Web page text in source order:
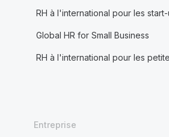
RH à l'international pour les
Global HR for Small Business
RH à l'international pour les
Entreprise